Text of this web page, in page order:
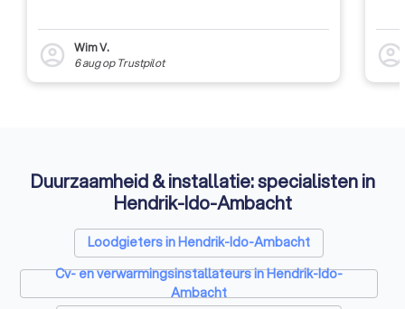
account_circle
Wim V.
6 augop Trustpilot account_circle
Duurzaamheid & installatie: specialisten in
Hendrik-Ido-Ambacht
Loodgieters in Hendrik-Ido-Ambacht
Cv- en verwarmingsinstallateurs in Hendrik-Ido-
Ambacht